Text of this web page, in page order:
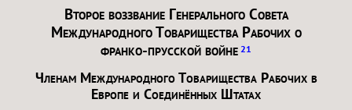
Второе воззвание Генерального Совета
Международного Товарищества Рабочих о
франко-прусской войне 21
Членам Международного Товарищества Рабочих в
Европе и Соединённых Штатах